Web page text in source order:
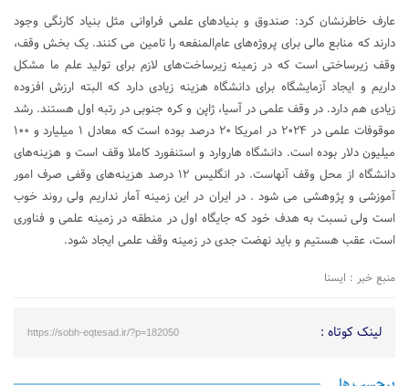
عارف خاطرنشان کرد: صندوق و بنیادهای علمی فراوانی مثل بنیاد کارنگی وجود
دارند که منابع مالی برای پروژه‌های عام‌المنفعه را تامین می کنند. یک بخش وقف،
وقف زیرساختی است که در زمینه زیرساخت‌های لازم برای تولید علم ما مشکل
داریم و ایجاد آزمایشگاه برای دانشگاه هزینه زیادی دارد که البته ارزش افزوده
زیادی هم دارد. در وقف علمی در آسیا، ژاپن و کره جنوبی در رتبه اول هستند. رشد
موقوفات علمی در ۲۰۲۴ در امریکا ۲۰ درصد بوده است که معادل ۱ میلیارد و ۱۰۰
میلیون دلار بوده است. دانشگاه هاروارد و استنفورد کاملا وقف است و هزینه‌های
دانشگاه از محل وقف آنهاست. در انگلیس ۱۲ درصد هزینه‌های وقفی صرف امور
آموزشی و پژوهشی می شود . در ایران در این زمینه آمار نداریم ولی روند خوب
است ولی نسبت به هدف خود که جایگاه اول در منطقه در زمینه علمی و فناوری
است، عقب هستیم و باید نهضت جدی در زمینه وقف علمی ایجاد شود.
منبع خبر : ایسنا
لینک کوتاه : https://sobh-eqtesad.ir/?p=182050